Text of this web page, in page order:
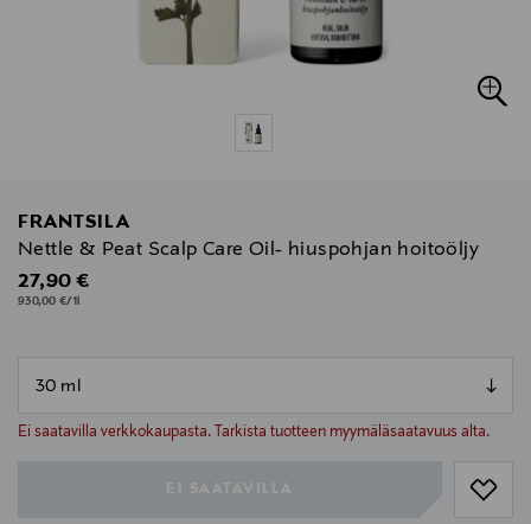
FRANTSILA
Nettle & Peat Scalp Care Oil- hiuspohjan hoitoöljy
Original Price
27,90 €
930,00 €/1l
Ei saatavilla verkkokaupasta. Tarkista tuotteen myymäläsaatavuus alta.
null